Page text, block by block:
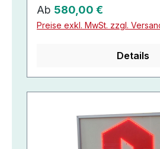
Regulärer Preis:
Ab 580,00 €
Preise exkl. MwSt. zzgl.
Details